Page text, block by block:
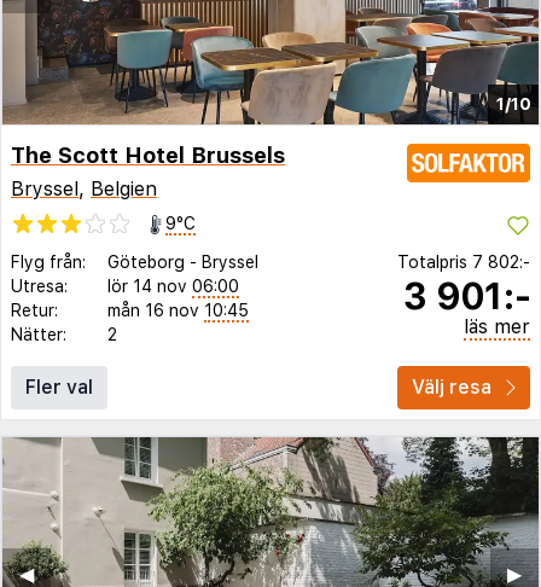
1/10
The Scott Hotel Brussels
Bryssel, Belgien
9°C
Flyg från:
Göteborg - Bryssel
Utresa:
lör 14 nov 06:00
Retur:
mån 16 nov 10:45
Nätter:
2
Totalpris 7 802:-
3 901:-
läs mer
Fler val Välj resa
▶︎
◀︎